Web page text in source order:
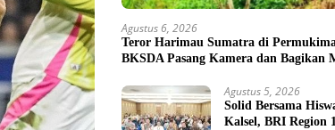
Agustus 6, 2026
Teror Harimau Sumatra di
BKSDA Pasang Kamera dan Bagikan
Agustus 5, 2026
Solid Bersama
Kalsel, BRI Region